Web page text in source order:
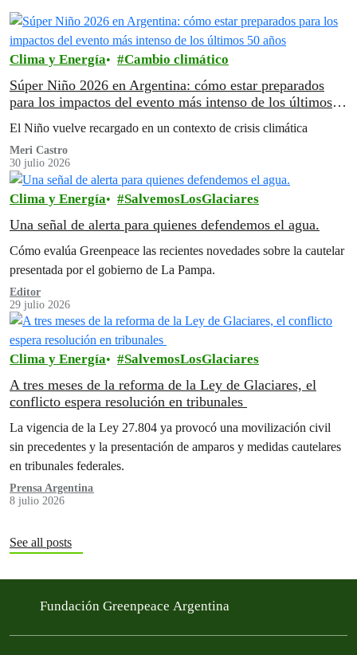
Clima y Energía Cambio climático
Súper Niño 2026 en Argentina: cómo estar preparados
para los impactos del evento más intenso de los últimos
El Niño vuelve recargado en un contexto de crisis climática
Meri Castro
30 julio 2026
Clima y Energía SalvemosLosGlaciares
Una señal de alerta para quienes defendemos el agua.
Cómo evalúa Greenpeace las recientes novedades sobre la cautelar
presentada por el gobierno de La Pampa.
Editor
29 julio 2026
Clima y Energía SalvemosLosGlaciares
A tres meses de la reforma de la Ley de Glaciares, el
conflicto espera resolución en tribunales
La vigencia de la Ley 27.804 ya provocó una movilización civil
sin precedentes y la presentación de amparos y medidas cautelares
en tribunales federales.
Prensa Argentina
8 julio 2026
See all posts
Fundación Greenpeace Argentina